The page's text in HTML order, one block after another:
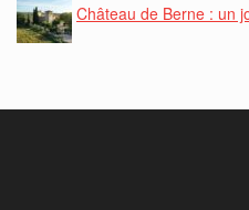
Château de Berne : un